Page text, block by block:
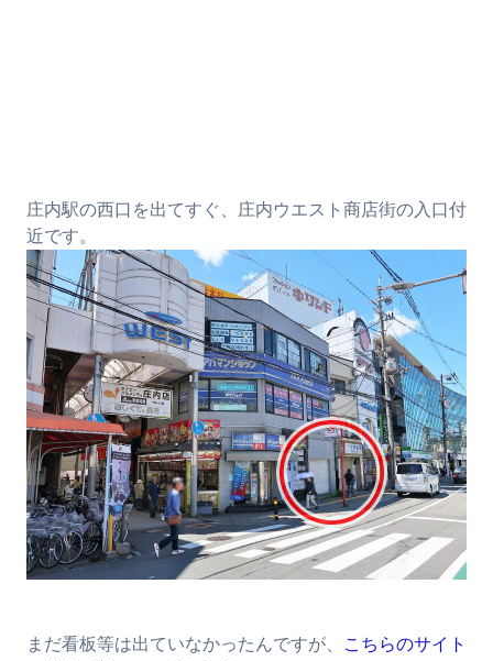
庄内駅の西口を出てすぐ、庄内ウエスト商店街の入口付
近です。
まだ看板等は出ていなかったんですが、
こちらのサイト